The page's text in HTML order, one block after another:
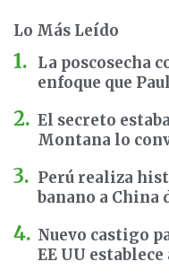
Lo Más Leído
La poscosecha
enfoque que
El secreto
Montana lo
Perú realiza
banano a China
Nuevo castigo
EE UU